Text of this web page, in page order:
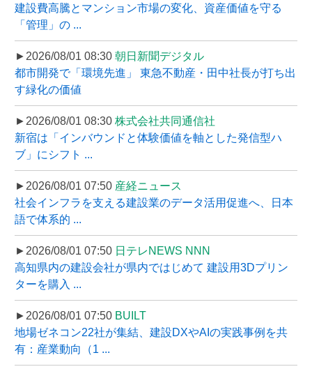
建設費高騰とマンション市場の変化、資産価値を守る
「管理」の ...
►2026/08/01 08:30 朝日新聞デジタル
都市開発で「環境先進」 東急不動産・田中社長が打ち出
す緑化の価値
►2026/08/01 08:30 株式会社共同通信社
新宿は「インバウンドと体験価値を軸とした発信型ハ
ブ」にシフト ...
►2026/08/01 07:50 産経ニュース
社会インフラを支える建設業のデータ活用促進へ、日本
語で体系的 ...
►2026/08/01 07:50 日テレNEWS NNN
高知県内の建設会社が県内ではじめて 建設用3Dプリン
ターを購入 ...
►2026/08/01 07:50 BUILT
地場ゼネコン22社が集結、建設DXやAIの実践事例を共
有：産業動向（1 ...